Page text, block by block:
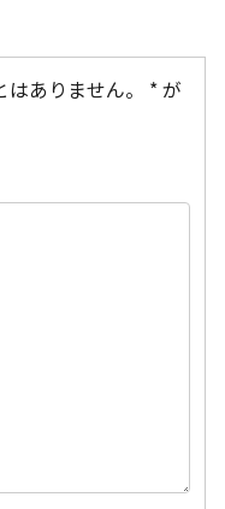
ありません。
*が